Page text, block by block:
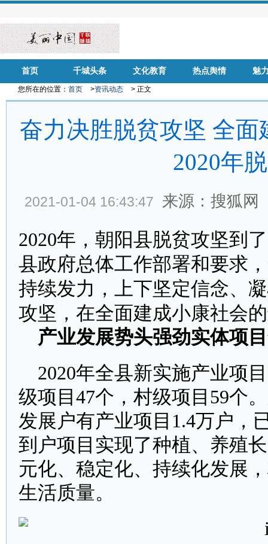
首页 千城头条 文化教育 热点舆情 魅
您所在的位置： 首页 >资讯动态 > 正文
奋力决胜脱贫攻坚 全
2020年
2021-01-04 16:43:47 来源：搜狐网
2020年，朝阳县脱贫攻坚到
县政府总体工作部署和要求
持续发力，上下坚定信念、
攻坚，在全面建成小康社会
产业发展势头强劲实体项
2020年全县新实施产业项
级项目47个，村级项目59个
发展户有产业项目1.4万户，
到户项目实现了种植、养殖
元化、稳定化、持续化发展
生活质量。